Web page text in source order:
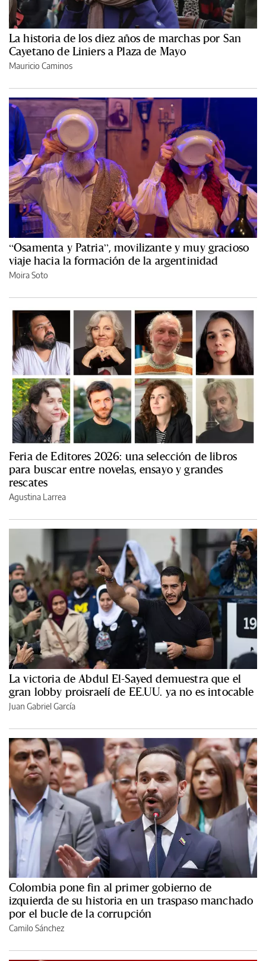
La historia de los diez años de marchas por San
Cayetano de Liniers a Plaza de Mayo
Mauricio Caminos
“Osamenta y Patria”, movilizante y muy gracioso
viaje hacia la formación de la argentinidad
Moira Soto
Feria de Editores 2026: una selección de libros
para buscar entre novelas, ensayo y grandes
rescates
Agustina Larrea
La victoria de Abdul El-Sayed demuestra que el
gran lobby proisraelí de EE.UU. ya no es intocable
Juan Gabriel García
Colombia pone fin al primer gobierno de
izquierda de su historia en un traspaso manchado
por el bucle de la corrupción
Camilo Sánchez